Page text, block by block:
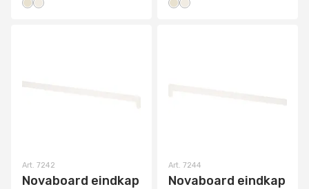
Art. 7242
Novaboard eindkap
Art. 7244
Novaboard eindkap